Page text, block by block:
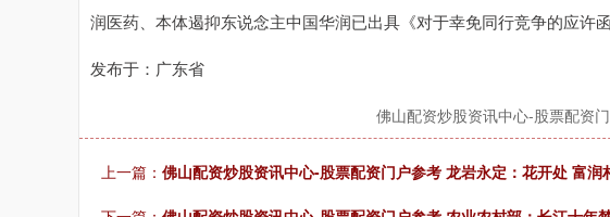
润医药、本体遏抑东说念主中国华润已出具《对于幸免同行竞争的应许函
发布于：广东省
佛山配资炒股资讯中心-股票配资
上一篇： 佛山配资炒股资讯中心-股票配资门户参考 龙岩永定：花开处 富润